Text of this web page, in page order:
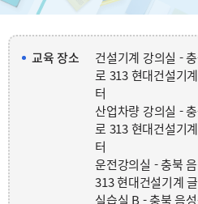
교육 장소
건설기계 강의실 -
로 313 현대건설기
터
산업차량 강의실 -
로 313 현대건설기
터
운전강의실 - 충북
313 현대건설기계
실습실 B - 충북 음